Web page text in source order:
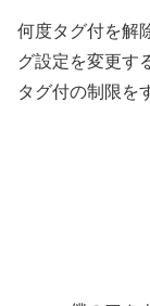
何度タグ付を解
グ設定を変更す
タグ付の制限を